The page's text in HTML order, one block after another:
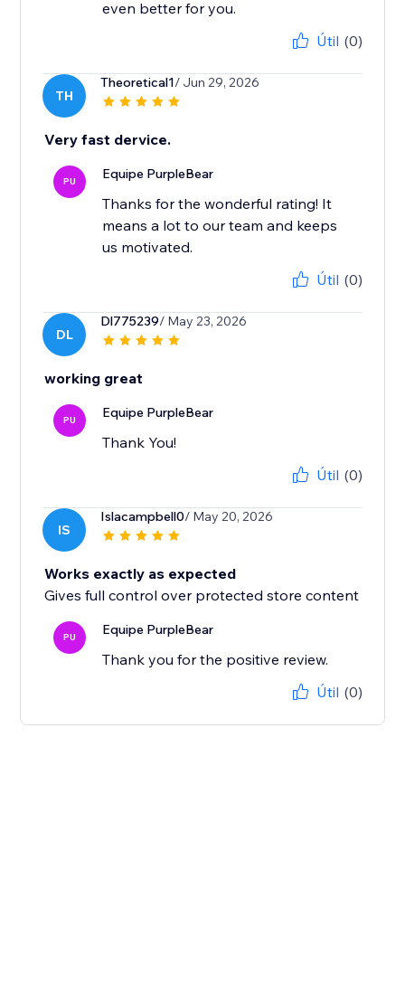
even better for you.
Útil (0)
TH
Theoretical1/ Jun 29, 2026
Very fast dervice.
PU Equipe PurpleBear
Thanks for the wonderful rating! It
means a lot to our team and keeps
us motivated.
Útil (0)
DL
Dl775239/ May 23, 2026
working great
PU Equipe PurpleBear
Thank You!
Útil (0)
IS
Islacampbell0/ May 20, 2026
Works exactly as expected
Gives full control over protected store content
PU Equipe PurpleBear
Thank you for the positive review.
Útil (0)